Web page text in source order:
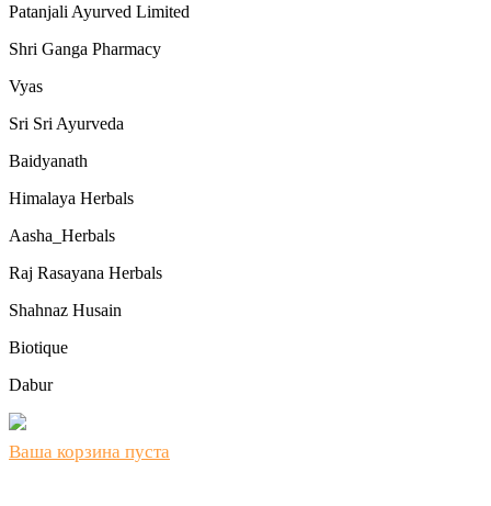
Patanjali Ayurved Limited
Shri Ganga Pharmacy
Vyas
Sri Sri Ayurveda
Baidyanath
Himalaya Herbals
Aasha_Herbals
Raj Rasayana Herbals
Shahnaz Husain
Biotique
Dabur
Ваша корзина пуста